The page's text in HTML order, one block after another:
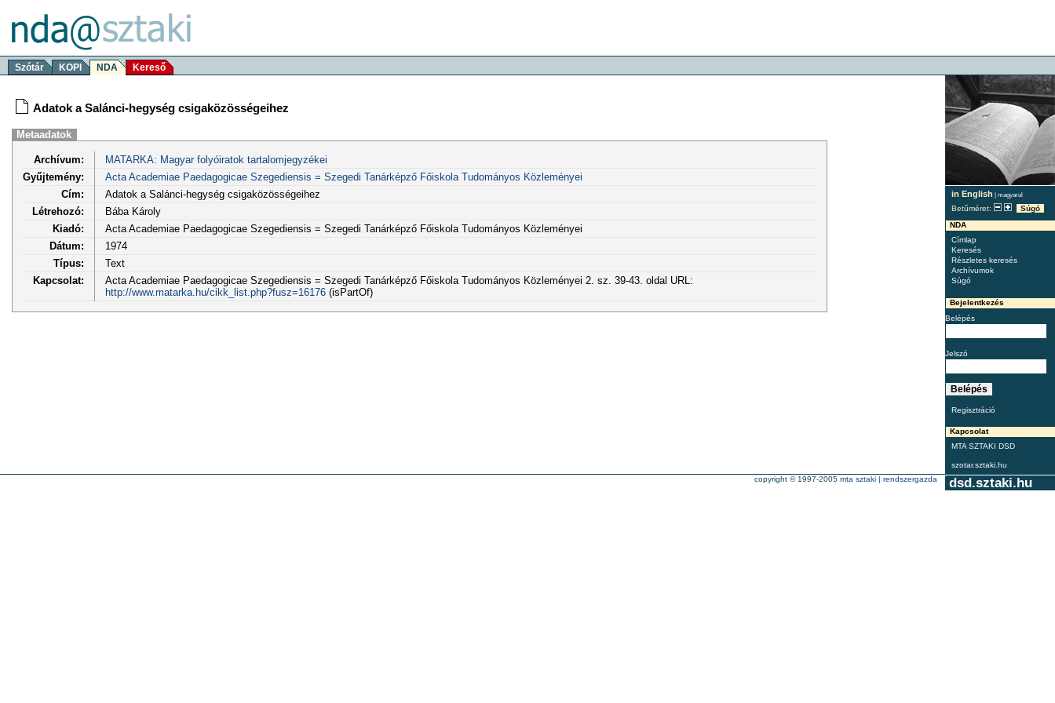
Szótár KOPI NDA Kereső
in English | magyarul
Betűméret:
Súgó
NDA
Címlap
Keresés
Részletes keresés
Archívumok
Súgó
Bejelentkezés
Belépés
Jelszó
Regisztráció
Kapcsolat
MTA SZTAKI DSD
szotar.sztaki.hu
Adatok a Salánci-hegység csigaközösségeihez
Metaadatok
Archívum:
MATARKA: Magyar folyóiratok tartalomjegyzékei
Gyűjtemény:
Acta Academiae Paedagogicae Szegediensis = Szegedi Tanárképző Főiskola Tudományos Közleményei
Cím:
Adatok a Salánci-hegység csigaközösségeihez
Létrehozó:
Bába Károly
Kiadó:
Acta Academiae Paedagogicae Szegediensis = Szegedi Tanárképző Főiskola Tudományos Közleményei
Dátum:
1974
Típus:
Text
Kapcsolat:
Acta Academiae Paedagogicae Szegediensis = Szegedi Tanárképző Főiskola Tudományos Közleményei 2. sz. 39-43. oldal URL:
http://www.matarka.hu/cikk_list.php?fusz=16176(isPartOf)
dsd.sztaki.hu
copyright © 1997-2005 mta sztaki | rendszergazda